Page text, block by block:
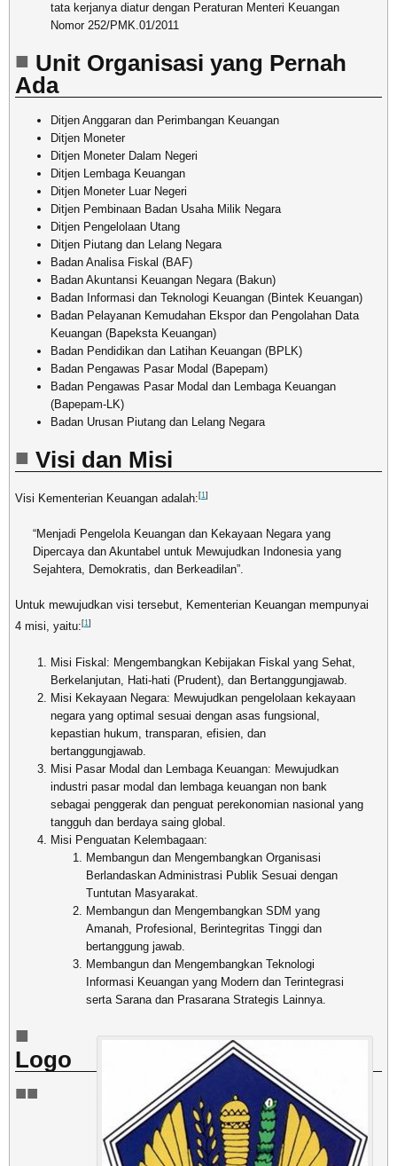
tata kerjanya diatur dengan Peraturan Menteri Keuangan
Nomor 252/PMK.01/2011
Unit Organisasi yang Pernah
Ada
Ditjen Anggaran dan Perimbangan Keuangan
Ditjen Moneter
Ditjen Moneter Dalam Negeri
Ditjen Lembaga Keuangan
Ditjen Moneter Luar Negeri
Ditjen Pembinaan Badan Usaha Milik Negara
Ditjen Pengelolaan Utang
Ditjen Piutang dan Lelang Negara
Badan Analisa Fiskal (BAF)
Badan Akuntansi Keuangan Negara (Bakun)
Badan Informasi dan Teknologi Keuangan (Bintek Keuangan)
Badan Pelayanan Kemudahan Ekspor dan Pengolahan Data
Keuangan (Bapeksta Keuangan)
Badan Pendidikan dan Latihan Keuangan (BPLK)
Badan Pengawas Pasar Modal (Bapepam)
Badan Pengawas Pasar Modal dan Lembaga Keuangan
(Bapepam-LK)
Badan Urusan Piutang dan Lelang Negara
Visi dan Misi
Visi Kementerian Keuangan adalah: [1]
“Menjadi Pengelola Keuangan dan Kekayaan Negara yang
Dipercaya dan Akuntabel untuk Mewujudkan Indonesia yang
Sejahtera, Demokratis, dan Berkeadilan”.
Untuk mewujudkan visi tersebut, Kementerian Keuangan mempunyai
4 misi, yaitu: [1]
Misi Fiskal: Mengembangkan Kebijakan Fiskal yang Sehat,
Berkelanjutan, Hati-hati (Prudent), dan Bertanggungjawab.
Misi Kekayaan Negara: Mewujudkan pengelolaan kekayaan
negara yang optimal sesuai dengan asas fungsional,
kepastian hukum, transparan, efisien, dan
bertanggungjawab.
Misi Pasar Modal dan Lembaga Keuangan: Mewujudkan
industri pasar modal dan lembaga keuangan non bank
sebagai penggerak dan penguat perekonomian nasional yang
tangguh dan berdaya saing global.
Misi Penguatan Kelembagaan:
Membangun dan Mengembangkan Organisasi
Berlandaskan Administrasi Publik Sesuai dengan
Tuntutan Masyarakat.
Membangun dan Mengembangkan SDM yang
Amanah, Profesional, Berintegritas Tinggi dan
bertanggung jawab.
Membangun dan Mengembangkan Teknologi
Informasi Keuangan yang Modern dan Terintegrasi
serta Sarana dan Prasarana Strategis Lainnya.
Logo